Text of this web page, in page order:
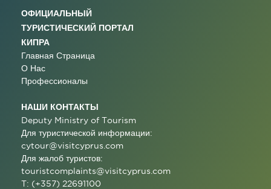
ОФИЦИАЛЬНЫЙ
ТУРИСТИЧЕСКИЙ ПОРТАЛ
КИПРА
Главная Страница
О Нас
Профессионалы
НАШИ КОНТАКТЫ
Deputy Ministry of Tourism
Для туристической информации:
cytour@visitcyprus.com
Для жалоб туристов:
touristcomplaints@visitcyprus.com
T: (+357) 22691100